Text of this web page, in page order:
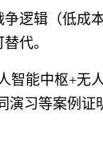
逻辑（低成
代。
智能中枢+
演习等案例